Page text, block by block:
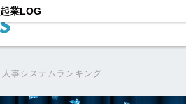
起業LOG
人事システムランキング